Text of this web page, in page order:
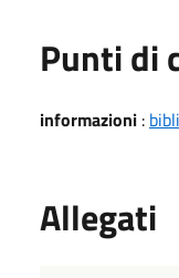
Punti di
informazioni :
Allegati